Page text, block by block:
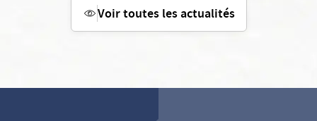
Voir toutes les actualités